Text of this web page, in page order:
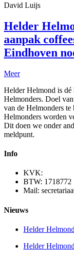
David Luijs
Helder
aanpak
Eindhoven
Meer
Helder Helmond is
Helmonders. Doel
van de Helmonders te
Helmonders worden
Dit doen we onder
meldpunt.
Info
KVK:
BTW: 1718772
Mail:
Nieuws
Helder
Helder